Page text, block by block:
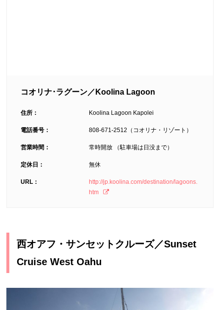
コオリナ･ラグーン／Koolina Lagoon
住所： Koolina Lagoon Kapolei
電話番号： 808-671-2512（コオリナ・リゾート）
営業時間： 常時開放 （駐車場は日没まで）
定休日： 無休
URL：
http://jp.koolina.com/destination/lagoons.
htm
西オアフ・サンセットクルーズ／Sunset
Cruise West Oahu